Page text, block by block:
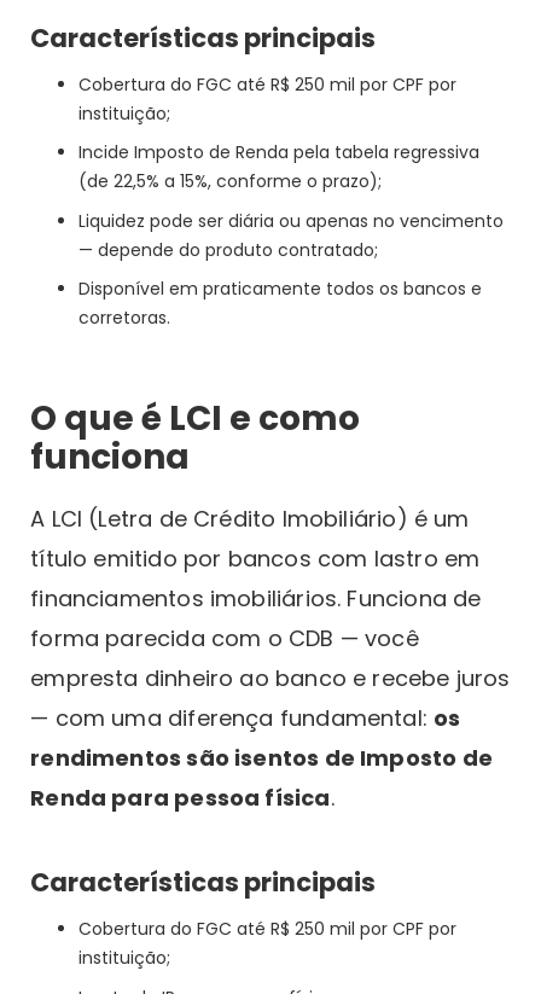
Características principais
Cobertura do FGC até R$ 250 mil por CPF por
instituição;
Incide Imposto de Renda pela tabela regressiva
(de 22,5% a 15%, conforme o prazo);
Liquidez pode ser diária ou apenas no vencimento
— depende do produto contratado;
Disponível em praticamente todos os bancos e
corretoras.
O que é LCI e como
funciona
A LCI (Letra de Crédito Imobiliário) é um
título emitido por bancos com lastro em
financiamentos imobiliários. Funciona de
forma parecida com o CDB — você
empresta dinheiro ao banco e recebe juros
— com uma diferença fundamental: os
rendimentos são isentos de Imposto de
Renda para pessoa física.
Características principais
Cobertura do FGC até R$ 250 mil por CPF por
instituição;